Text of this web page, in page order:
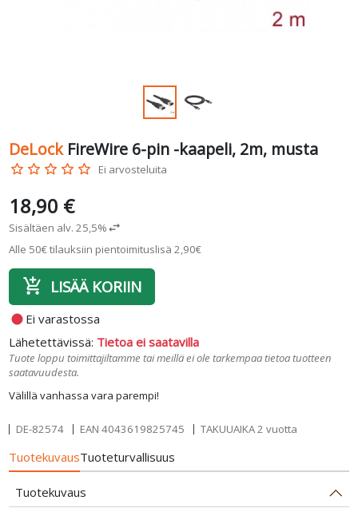
DeLock FireWire 6-pin -kaapeli, 2m, musta
star_border star_border star_border star_border star_border Ei arvosteluita
Välillä vanhassa vara parempi!
18,90 €
Sisältäen alv. 25,5%swap_horiz
Alle 50€ tilauksiin pientoimituslisä 2,90€
add_shopping_cart LISÄÄ KORIIN
fiber_manual_record Ei varastossa
Lähetettävissä: Tietoa ei saatavilla
Tuote loppu toimittajiltamme tai meillä ei ole tarkempaa tietoa tuotteen
saatavuudesta.
DE-82574 EAN 4043619825745 TAKUUAIKA 2 vuotta
TuotekuvausTuoteturvallisuus
Tuotekuvaus